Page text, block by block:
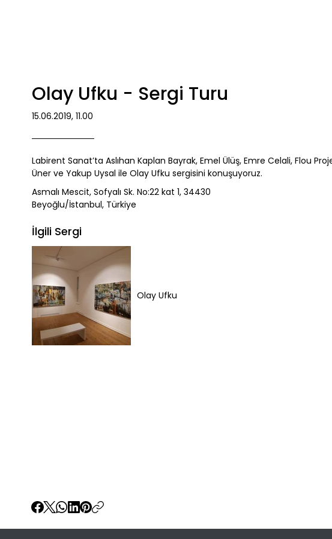
Olay Ufku - Sergi Turu
15.06.2019, 11.00
Labirent Sanat’ta Aslıhan Kaplan Bayrak, Emel Ülüş, Emre Celali, Flou
Üner ve Yakup Uysal ile Olay Ufku sergisini konuşuyoruz.
Asmalı Mescit, Sofyalı Sk. No:22 kat 1, 34430
Beyoğlu/İstanbul, Türkiye
İlgili Sergi
Olay Ufku